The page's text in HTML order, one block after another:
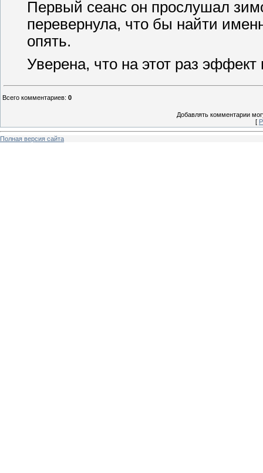
Первый сеанс он прослушал
перевернула, что бы найти
опять.
Уверена, что на этот раз
Всего комментариев: 0
Добавлять комментарии
[
Полная версия сайта